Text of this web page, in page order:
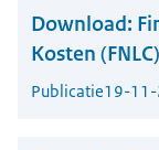
Download:
Kosten
Publicatie19-